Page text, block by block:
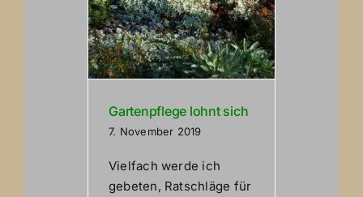
Gartenpflege lohnt sich
7. November 2019
Vielfach werde ich
gebeten, Ratschläge für